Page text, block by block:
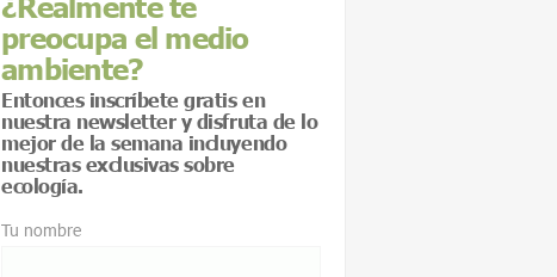
preocupa el medio
ambiente?
Entonces inscríbete gratis en
nuestra newsletter y disfruta de lo
mejor de la semana incluyendo
nuestras exclusivas sobre
ecología.
Tu nombre